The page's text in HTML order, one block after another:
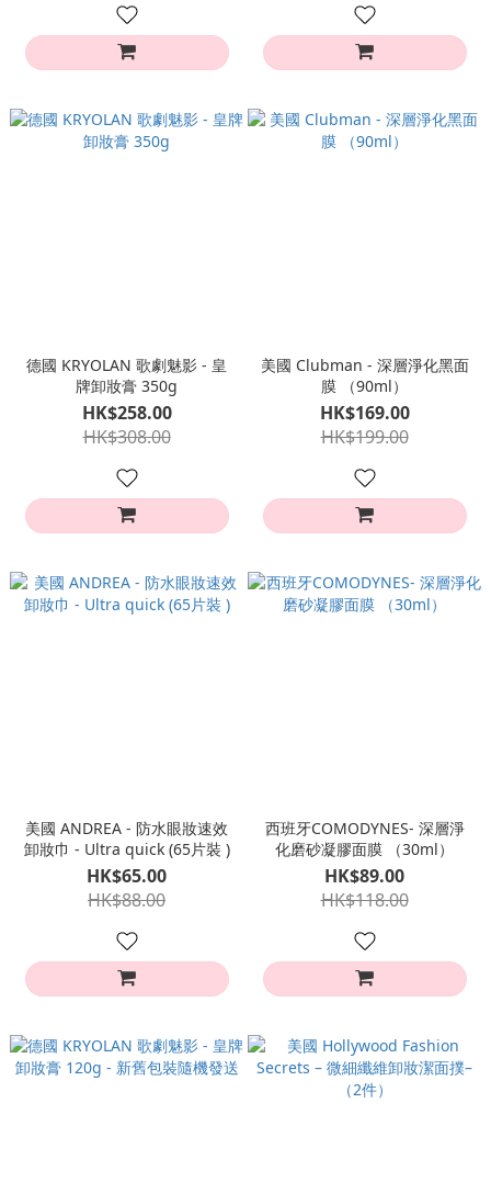
德國 KRYOLAN 歌劇魅影 - 皇
牌卸妝膏 350g
HK$258.00
HK$308.00
美國 Clubman - 深層淨化黑面
膜 （90ml）
HK$169.00
HK$199.00
美國 ANDREA - 防水眼妝速效
卸妝巾 - Ultra quick (65片裝 )
HK$65.00
HK$88.00
西班牙COMODYNES- 深層淨
化磨砂凝膠面膜 （30ml）
HK$89.00
HK$118.00